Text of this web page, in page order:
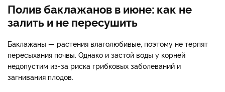
Полив баклажанов в июне: как не
залить и не пересушить
Баклажаны — растения влаголюбивые, поэтому не терпят
пересыхания почвы. Однако и застой воды у корней
недопустим из-за риска грибковых заболеваний и
загнивания плодов.